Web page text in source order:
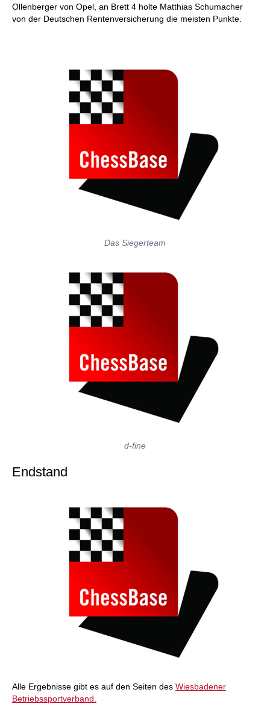
Ollenberger von Opel, an Brett 4 holte Matthias Schumacher
von der Deutschen Rentenversicherung die meisten Punkte.
Das Siegerteam
d-fine
Endstand
Alle Ergebnisse gibt es auf den Seiten des Wiesbadener
Betriebssportverband.